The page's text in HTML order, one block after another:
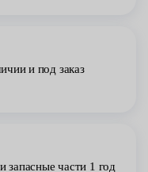
и под заказ
запасные части 1 год